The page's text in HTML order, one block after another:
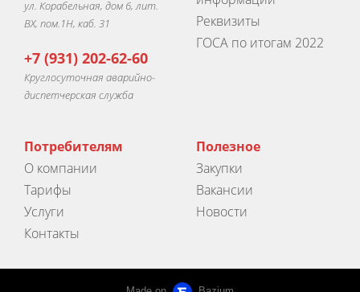
ул. Корабельная, дом 6, лит.
ВХ, пом.1Н, каб. 31
+7 (931) 202-62-60
Круглосуточная аварийно-
диспетчерская служба
Реквизиты
ГОСА по итогам 2022
Потребителям
О компании
Тарифы
Услуги
Контакты
Полезное
Закупки
Вакансии
Новости